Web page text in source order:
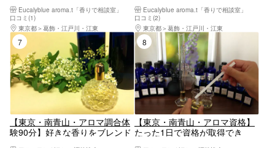
Eucalyblue aroma.t「香りで相談室」
口コミ(1)
東京都
葛飾・江戸川・江東
日祝プラン＞
Eucalyblue aroma.t「香りで相談室」
口コミ(2)
東京都
葛飾・江戸川・江東
【東京・南青山・アロマ調合体
験90分】好きな香りをブレンド
8位
【東京・南青山・アロマ資格】
たった1日で資格が取得でき